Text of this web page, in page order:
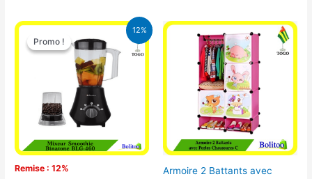
12%
Promo !
Remise : 12%
Promo !
Le
prix
initial
était :
25.000 CFA.
Le
prix
actuel
est :
Armoire 2 Battants avec